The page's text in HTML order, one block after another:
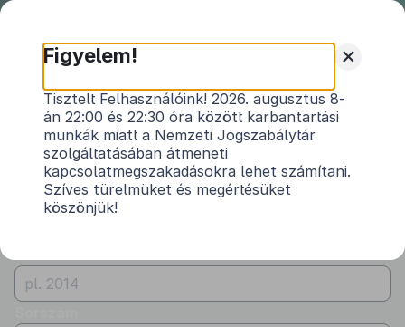
Önkormányzati
rendeletek
Önkormányzati rendeletek
Vármegye
Vas
Kibocsátó
Ispánk Község Önkormányzata
+
Figyelem!
Tisztelt Felhasználóink! 2026. augusztus 8-
án 22:00 és 22:30 óra között karbantartási
munkák miatt a Nemzeti Jogszabálytár
szolgáltatásában átmeneti
kapcsolatmegszakadásokra lehet számítani.
Szíves türelmüket és megértésüket
köszönjük!